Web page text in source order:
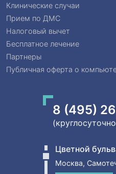
Клинические случаи
Прием по ДМС
Налоговый вычет
Бесплатное лечение
Партнеры
Публичная оферта о
8 (495)
Цветной
Москва,